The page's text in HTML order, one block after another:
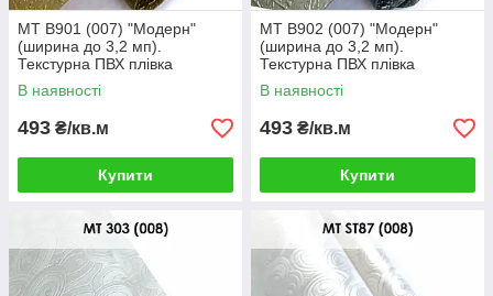
MT B901 (007) "Модерн"
(ширина до 3,2 мп).
Текстурна ПВХ плівка
В наявності
493 ₴/кв.м
Купити
MT B902 (007) "Модерн"
(ширина до 3,2 мп).
Текстурна ПВХ плівка
В наявності
493 ₴/кв.м
Купити